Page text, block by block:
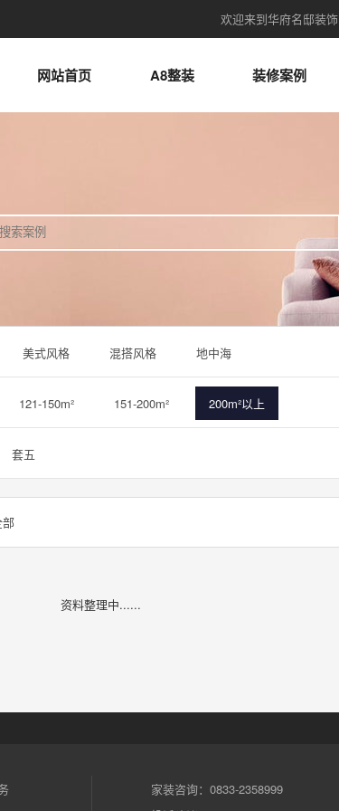
欢迎来到华府名邸装饰
网站首页 A8整装 装修案例
美式风格 混搭风格 地中海
121-150m² 151-200m² 200m²以上
套五
资料整理中......
家装咨询：0833-2358999